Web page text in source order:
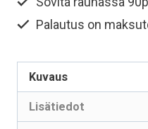
Palautus on
Kuvaus
Lisätiedot